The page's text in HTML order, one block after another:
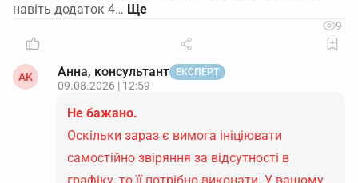
навіть додаток 4…
9
АК Анна, консультант ЕКСПЕРТ
09.08.2026 | 12:59
Не бажано.
Оскільки зараз є вимога ініціювати
самостійно звіряння за відсутності в